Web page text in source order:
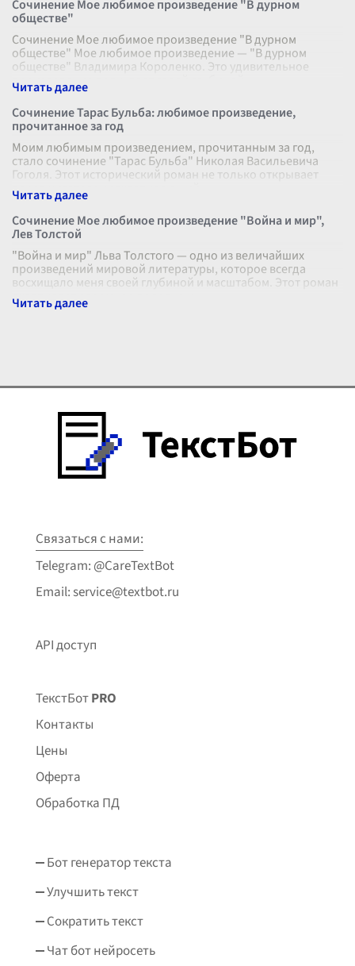
Сочинение Мое любимое произведение "В дурном
обществе"
Сочинение Мое любимое произведение "В дурном
обществе" Мое любимое произведение — "В дурном
обществе" Владимира Короленко. Это удивительное
произведение подкупает своей глубиной,
Сочинение Тарас Бульба: любимое произведение,
прочитанное за год
Моим любимым произведением, прочитанным за год,
стало сочинение "Тарас Бульба" Николая Васильевича
Гоголя. Этот исторический роман не только открывает
перед читателем захватывающий
Сочинение Мое любимое произведение "Война и мир",
Лев Толстой
"Война и мир" Льва Толстого — одно из величайших
произведений мировой литературы, которое всегда
восхищало меня своей глубиной и масштабом. Этот роман
охватывает огромное полотно и
Связаться с нами:
Telegram: @CareTextBot
Email: service@textbot.ru
API доступ
ТекстБотPRO
Контакты
Цены
Оферта
Обработка ПД
Бот генератор текста
Улучшить текст
Сократить текст
Чат бот нейросеть